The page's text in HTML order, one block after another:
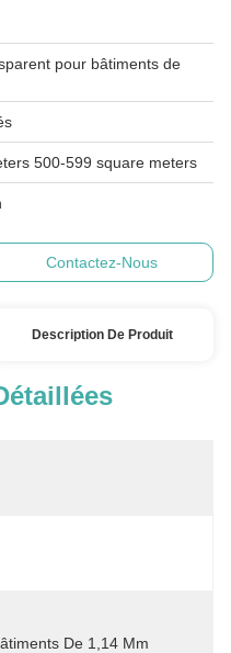
pour bâtiments de
500-599 square meters
Contactez-Nous
Description De Produit
De 1,14 Mm